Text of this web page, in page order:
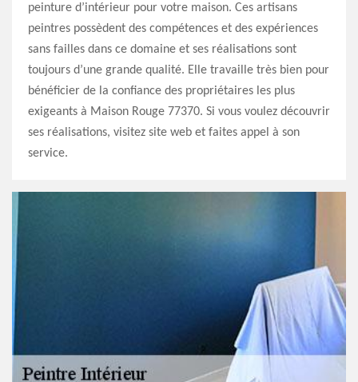
peinture d’intérieur pour votre maison. Ces artisans
peintres possèdent des compétences et des expériences
sans failles dans ce domaine et ses réalisations sont
toujours d’une grande qualité. Elle travaille très bien pour
bénéficier de la confiance des propriétaires les plus
exigeants à Maison Rouge 77370. Si vous voulez découvrir
ses réalisations, visitez site web et faites appel à son
service.